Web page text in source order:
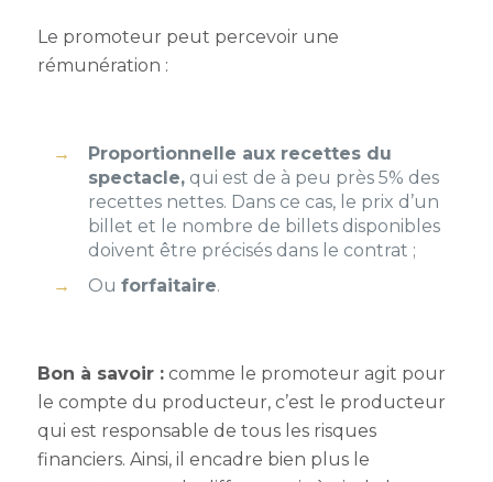
Le promoteur peut percevoir une
rémunération :
Proportionnelle aux recettes du
spectacle,qui est de à peu près 5% des
recettes nettes. Dans ce cas, le prix d’un
billet et le nombre de billets disponibles
doivent être précisés dans le contrat ;
Ou forfaitaire.
Bon à savoir :comme le promoteur agit pour
le compte du producteur, c’est le producteur
qui est responsable de tous les risques
financiers. Ainsi, il encadre bien plus le